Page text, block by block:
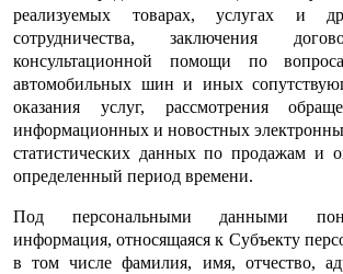
реализуемых товарах, услугах и
сотрудничества, заключения
консультационной помощи по
автомобильных шин и иных
оказания услуг, рассмотрения
информационных и новостных
статистических данных по продажам и
определенный период времени.
Под персональными данными
информация, относящаяся к Субъекту
в том числе фамилия, имя, отчество,